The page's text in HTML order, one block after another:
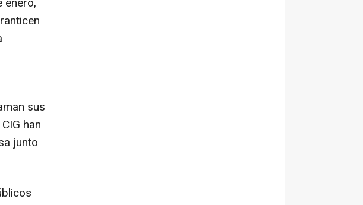
sus
han
junto